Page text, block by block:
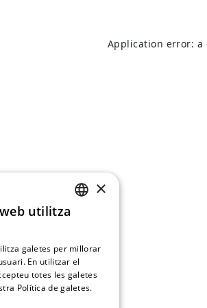
Application error: a
SPANISH
×
utilitza
galetes per millorar
En utilitzar el
totes les galetes
Política de galetes.